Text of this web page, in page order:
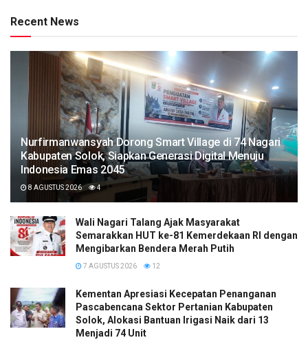
Recent News
Nurfirmanwansyah Dorong Smart Village di 74 Nagari
Kabupaten Solok, Siapkan Generasi Digital Menuju
Indonesia Emas 2045
8 AGUSTUS 2026 4
Wali Nagari Talang Ajak Masyarakat
Semarakkan HUT ke-81 Kemerdekaan RI dengan
Mengibarkan Bendera Merah Putih
7 AGUSTUS 2026 12
Kementan Apresiasi Kecepatan Penanganan
Pascabencana Sektor Pertanian Kabupaten
Solok, Alokasi Bantuan Irigasi Naik dari 13
Menjadi 74 Unit